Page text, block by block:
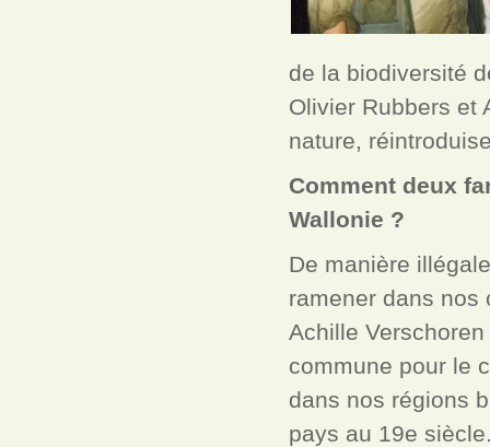
de la biodiversité
Olivier Rubbers et
nature,
Comment deux
Wallonie ?
De manière
ramener dans nos
Achille
commune pour le
dans nos régions
pays au 19e